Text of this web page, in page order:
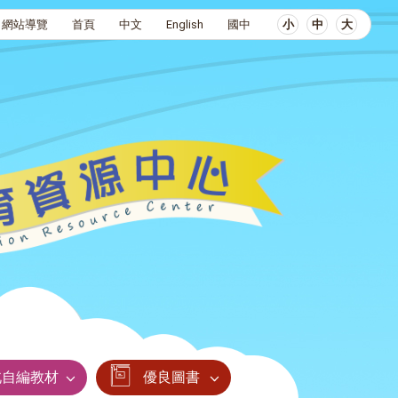
網站導覽 首頁 中文 English 國中 小 中 大
編教材 優良圖書